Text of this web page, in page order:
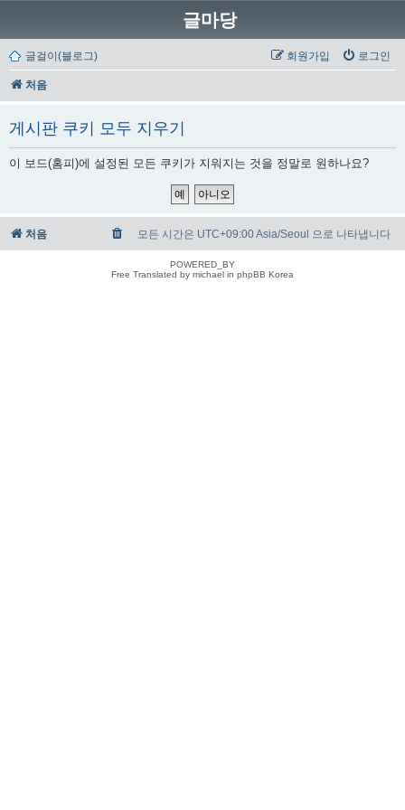
글마당
글걸이(블로그) 로그인
회원가입
처음
게시판 쿠키 모두 지우기
이 보드(홈피)에 설정된 모든 쿠키가 지워지는 것을 정말로 원하나요?
처음 모든 시간은 UTC+09:00 Asia/Seoul 으로 나타냅니다
POWERED_BY
Free Translated by michael in phpBB Korea